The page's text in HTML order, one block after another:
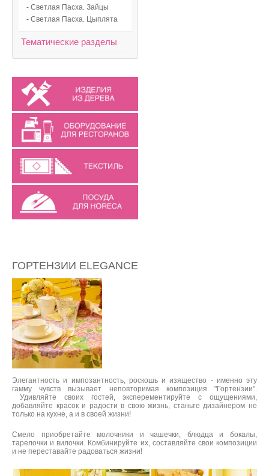
- Светлая Пасха. Зайцы
- Светлая Пасха. Цыплята
Тематические разделы
ГОРТЕНЗИИ ELEGANCE
Элегантность и импозантность, роскошь и изящество - именно эту
гамму чувств вызывает неповторимая композиция "Гортензии".
Удивляйте своих гостей, эксперементируйте с ощущениями,
добавляйте красок и радости в свою жизнь, станьте дизайнером не
только на кухне, а и в своей жизни!
Смело приобретайте молочники и чашечки, блюдца и бокалы,
тарелочки и вилочки. Комбинируйте их, составляйте свои композиции
и не переставайте радоваться жизни!